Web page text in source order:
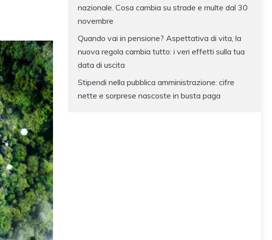
nazionale. Cosa cambia su strade e multe dal 30
novembre
Quando vai in pensione? Aspettativa di vita, la
nuova regola cambia tutto: i veri effetti sulla tua
data di uscita
Stipendi nella pubblica amministrazione: cifre
nette e sorprese nascoste in busta paga